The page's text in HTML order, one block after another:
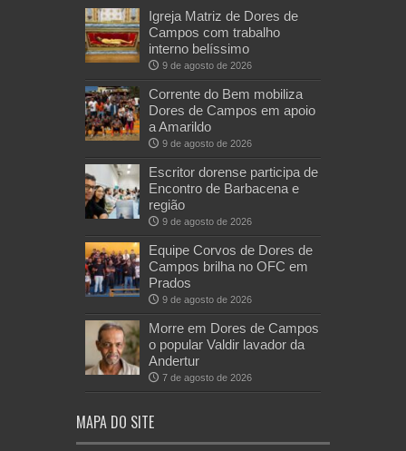
Igreja Matriz de Dores de
Campos com trabalho
interno belíssimo
9 de agosto de 2026
Corrente do Bem mobiliza
Dores de Campos em apoio
a Amarildo
9 de agosto de 2026
Escritor dorense participa de
Encontro de Barbacena e
região
9 de agosto de 2026
Equipe Corvos de Dores de
Campos brilha no OFC em
Prados
9 de agosto de 2026
Morre em Dores de Campos
o popular Valdir lavador da
Andertur
7 de agosto de 2026
MAPA DO SITE